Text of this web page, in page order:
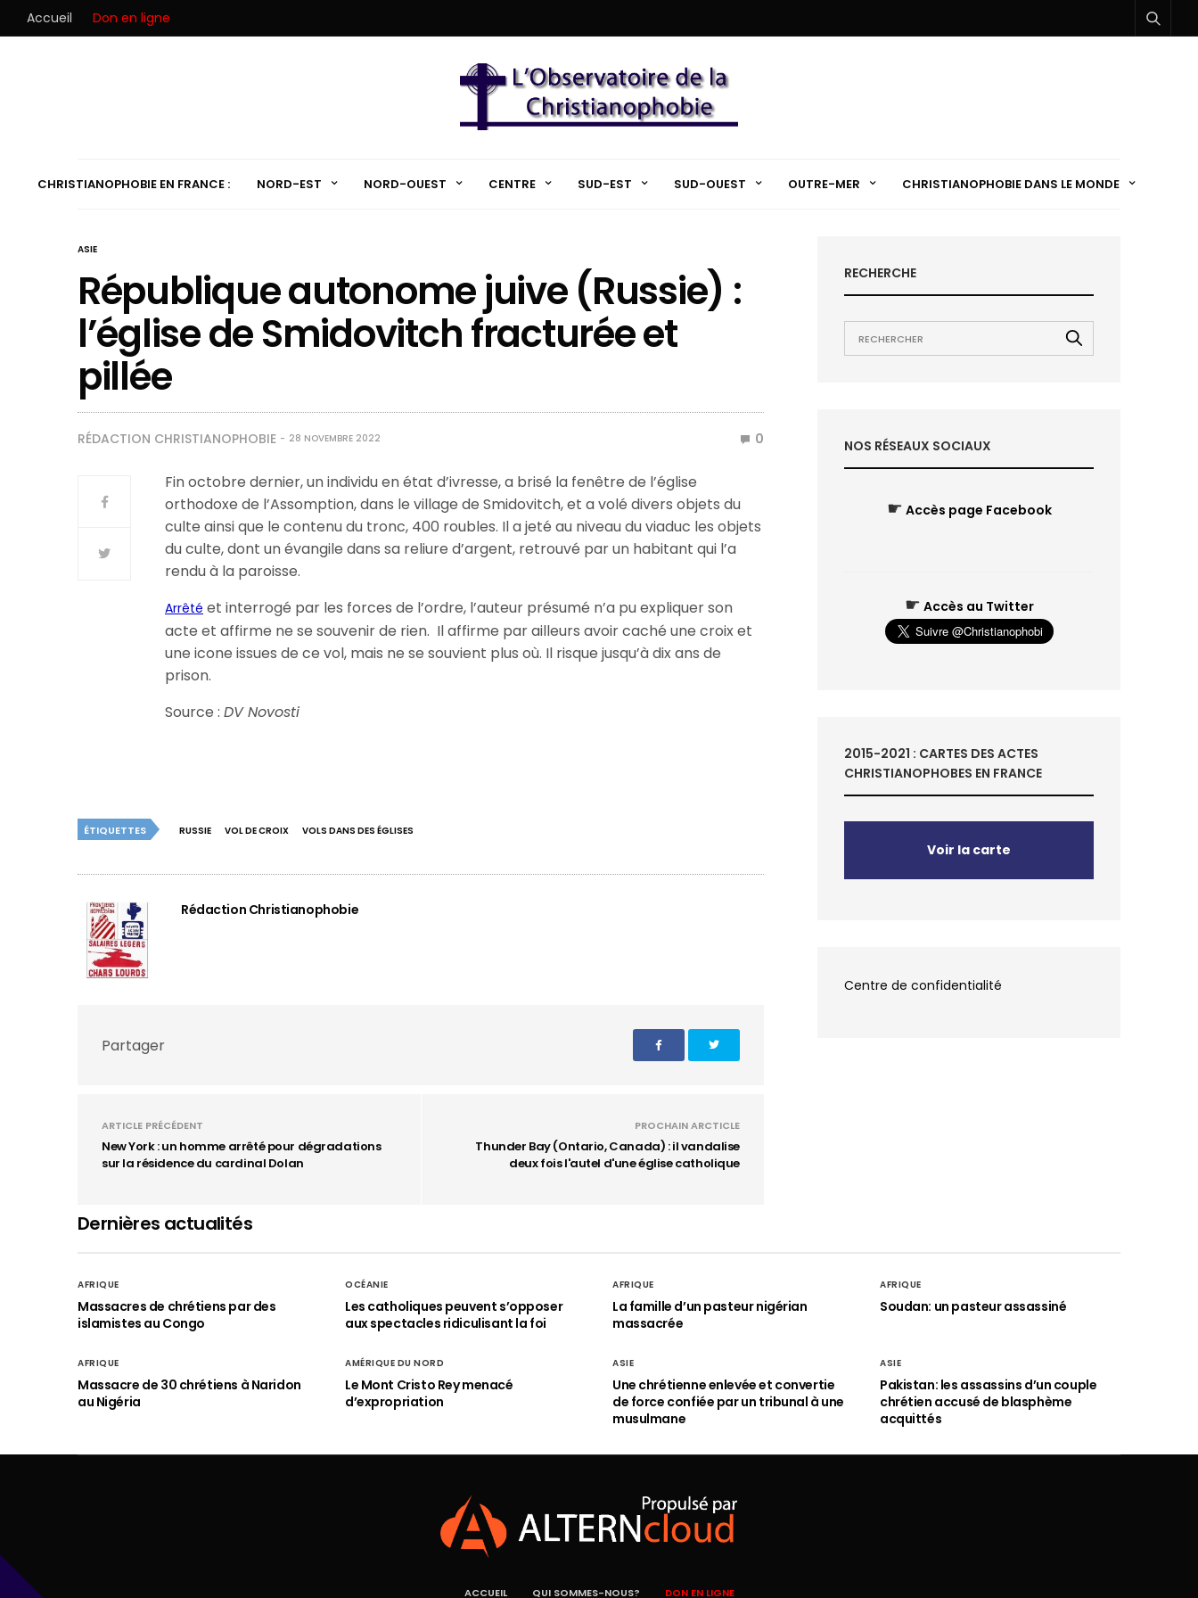
Accueil Don en ligne
CHRISTIANOPHOBIE EN FRANCE : NORD-EST NORD-OUEST CENTRE SUD-EST SUD-OUEST OUTRE-MER CHRISTIANOPHOBIE DANS LE MONDE
ASIE
République autonome juive (Russie) :
l’église de Smidovitch fracturée et
pillée
RÉDACTION CHRISTIANOPHOBIE 28 NOVEMBRE 2022 0
Fin octobre dernier, un individu en état d’ivresse, a brisé la fenêtre de l’église
orthodoxe de l’Assomption, dans le village de Smidovitch, et a volé divers objets du
culte ainsi que le contenu du tronc, 400 roubles. Il a jeté au niveau du viaduc les objets
du culte, dont un évangile dans sa reliure d’argent, retrouvé par un habitant qui l’a
rendu à la paroisse.
Arrêté et interrogé par les forces de l’ordre, l’auteur présumé n’a pu expliquer son
acte et affirme ne se souvenir de rien. Il affirme par ailleurs avoir caché une croix et
une icone issues de ce vol, mais ne se souvient plus où. Il risque jusqu’à dix ans de
prison.
Source :DV Novosti
ÉTIQUETTES RUSSIE VOL DE CROIX VOLS DANS DES ÉGLISES
Rédaction Christianophobie
Partager
ARTICLE PRÉCÉDENT
New York : un homme arrêté pour dégradations
sur la résidence du cardinal Dolan
PROCHAIN ARCTICLE
Thunder Bay (Ontario, Canada) : il vandalise
deux fois l'autel d'une église catholique
RECHERCHE
NOS RÉSEAUX SOCIAUX
☛ Accès page Facebook
☛ Accès au Twitter
2015-2021 : CARTES DES ACTES
CHRISTIANOPHOBES EN FRANCE
Voir la carte
Centre de confidentialité
Dernières actualités
AFRIQUE
Massacres de chrétiens par des
islamistes au Congo
OCÉANIE
Les catholiques peuvent s’opposer
aux spectacles ridiculisant la foi
AFRIQUE
La famille d’un pasteur nigérian
massacrée
AFRIQUE
Soudan: un pasteur assassiné
AFRIQUE
Massacre de 30 chrétiens à Naridon
au Nigéria
AMÉRIQUE DU NORD
Le Mont Cristo Rey menacé
d’expropriation
ASIE
Une chrétienne enlevée et convertie
de force confiée par un tribunal à une
musulmane
ASIE
Pakistan: les assassins d’un couple
chrétien accusé de blasphème
acquittés
ACCUEIL QUI SOMMES-NOUS? DON EN LIGNE